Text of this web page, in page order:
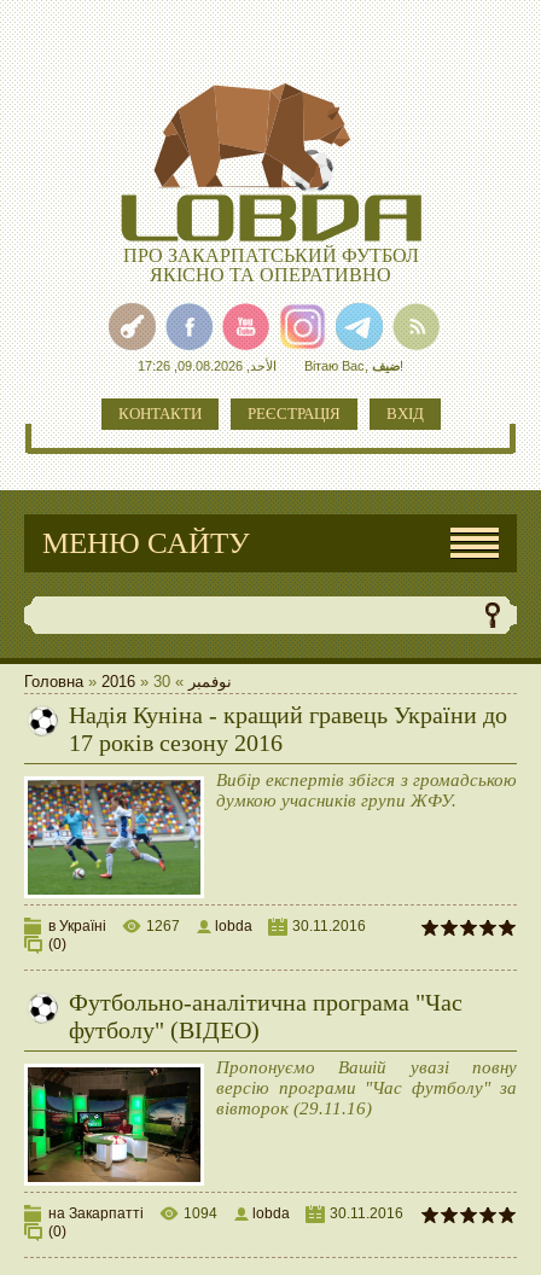
ПРО ЗАКАРПАТСЬКИЙ ФУТБОЛ
ЯКІСНО ТА ОПЕРАТИВНО
الأحد, 09.08.2026, 17:26 Вітаю Вас,ضيف!
КОНТАКТИ РЕЄСТРАЦІЯ ВХІД
МЕНЮ САЙТУ
Головна» 2016 » نوفمبر »
30
Надія Куніна - кращий гравець України до
17 років сезону 2016
Вибір експертів збігся з громадською
думкою учасників групи ЖФУ.
в Україні 1267 lobda
30.11.2016
(0)
Футбольно-аналітична програма "Час
футболу" (ВІДЕО)
Пропонуємо Вашій увазі повну
версію програми "Час футболу" за
вівторок (29.11.16)
на Закарпатті 1094 lobda
30.11.2016
(0)